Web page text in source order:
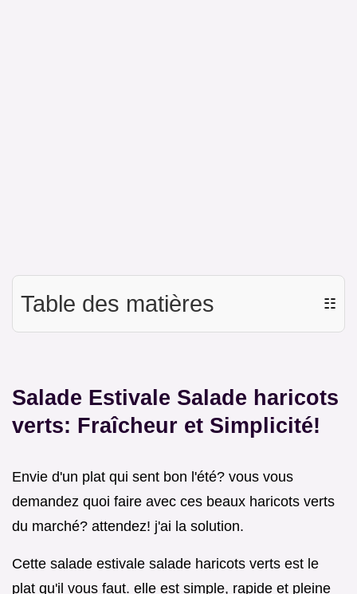
Table des matières ☷
Salade Estivale Salade haricots
verts: Fraîcheur et Simplicité!
Envie d'un plat qui sent bon l'été? vous vous
demandez quoi faire avec ces beaux haricots verts
du marché? attendez! j'ai la solution.
Cette salade estivale salade haricots verts est le
plat qu'il vous faut. elle est simple, rapide et pleine